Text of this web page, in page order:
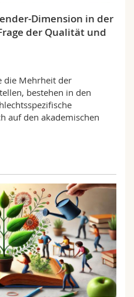
Dimension in der
der Qualität und
die Mehrheit der
bestehen in den
auf den akademischen